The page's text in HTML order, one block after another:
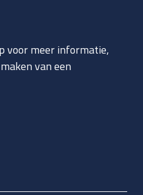
voor meer informatie,
van een